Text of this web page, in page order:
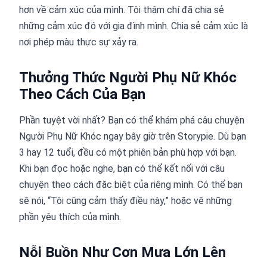
hơn về cảm xúc của mình. Tôi thậm chí đã chia sẻ
những cảm xúc đó với gia đình mình. Chia sẻ cảm xúc là
nơi phép màu thực sự xảy ra.
Thưởng Thức Người Phụ Nữ Khóc
Theo Cách Của Bạn
Phần tuyệt vời nhất? Bạn có thể khám phá câu chuyện
Người Phụ Nữ Khóc ngay bây giờ trên Storypie. Dù bạn
3 hay 12 tuổi, đều có một phiên bản phù hợp với bạn.
Khi bạn đọc hoặc nghe, bạn có thể kết nối với câu
chuyện theo cách đặc biệt của riêng mình. Có thể bạn
sẽ nói, “Tôi cũng cảm thấy điều này,” hoặc vẽ những
phần yêu thích của mình.
Nỗi Buồn Như Cơn Mưa Lớn Lên